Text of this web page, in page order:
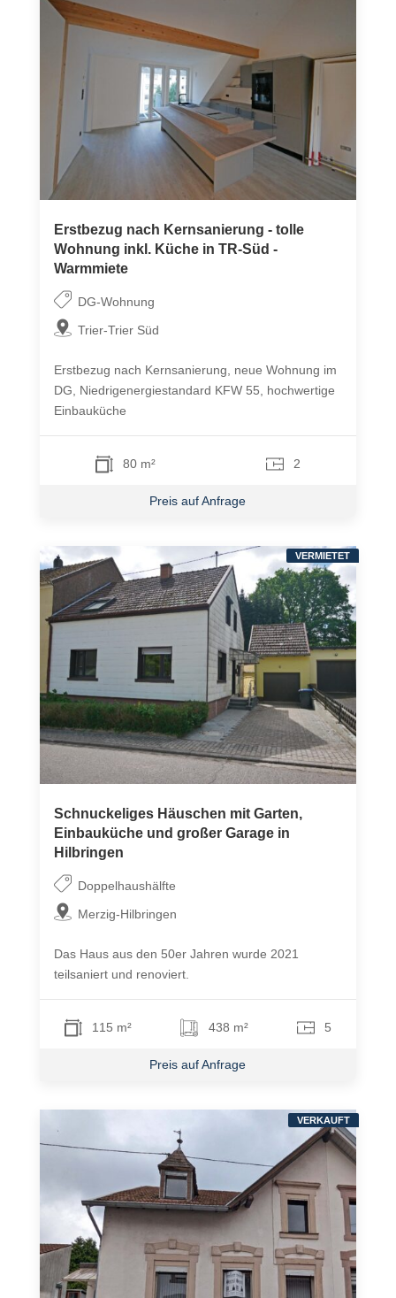
Erstbezug nach Kernsanierung - tolle
Wohnung inkl. Küche in TR-Süd -
Warmmiete
DG-Wohnung
Trier-Trier Süd
Erstbezug nach Kernsanierung, neue Wohnung im
DG, Niedrigenergiestandard KFW 55, hochwertige
Einbauküche
80 m² 2
Preis auf Anfrage
Schnuckeliges Häuschen mit Garten,
Einbauküche und großer Garage in
Hilbringen
Doppelhaushälfte
Merzig-Hilbringen
Das Haus aus den 50er Jahren wurde 2021
teilsaniert und renoviert.
115 m² 438 m² 5
Preis auf Anfrage
VERMIETET
VERKAUFT